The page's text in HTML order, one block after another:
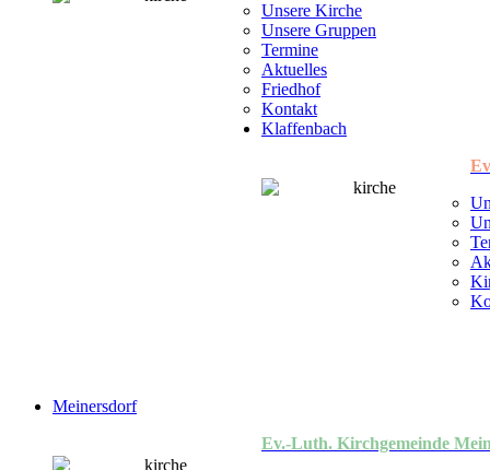
Unsere Kirche
Unsere Gruppen
Termine
Aktuelles
Friedhof
Kontakt
Klaffenbach
Meinersdorf
Ev.-Luth. Kirchgemeinde